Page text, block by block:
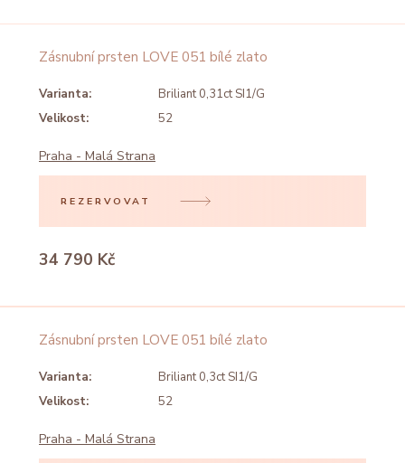
Zásnubní prsten LOVE 051 bílé zlato
Varianta:
Briliant 0,31ct SI1/G
Velikost:
52
Praha - Malá Strana
REZERVOVAT
34 790 Kč
Zásnubní prsten LOVE 051 bílé zlato
Varianta:
Briliant 0,3ct SI1/G
Velikost:
52
Praha - Malá Strana